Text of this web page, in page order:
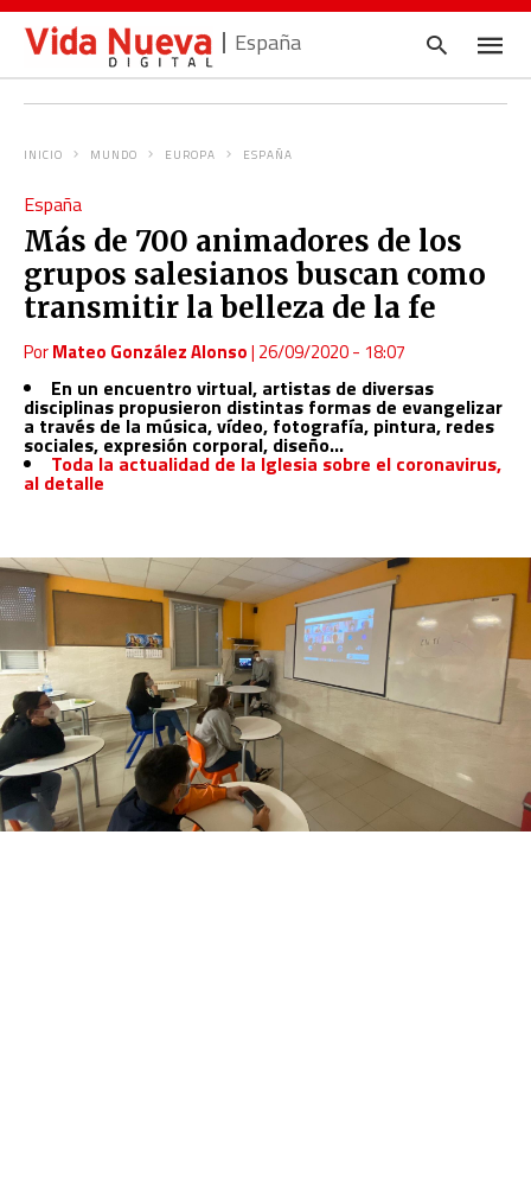
España
pulsa
en
INICIO MUNDO EUROPA ESPAÑA
España
Más de 700 animadores de los
grupos salesianos buscan como
transmitir la belleza de la fe
PorMateo González Alonso| 26/09/2020 - 18:07
En un encuentro virtual, artistas de diversas
disciplinas propusieron distintas formas de evangelizar
a través de la música, vídeo, fotografía, pintura, redes
sociales, expresión corporal, diseño…
Toda la actualidad de la Iglesia sobre el coronavirus,
al detalle